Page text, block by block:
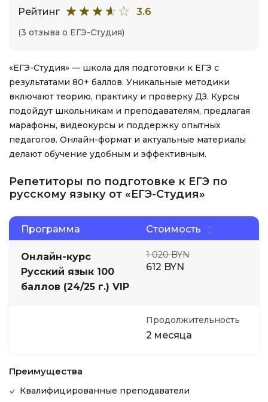
Рейтинг 3.6
(3 отзыва о ЕГЭ-Студия)
«ЕГЭ-Студия» — школа для подготовки к ЕГЭ с
результатами 80+ баллов. Уникальные методики
включают теорию, практику и проверку ДЗ. Курсы
подойдут школьникам и преподавателям, предлагая
марафоны, видеокурсы и поддержку опытных
педагогов. Онлайн-формат и актуальные материалы
делают обучение удобным и эффективным.
Репетиторы по подготовке к ЕГЭ по
русскому языку от «ЕГЭ-Студия»
Программа Стоимость
Онлайн-курс
Русский язык 100
баллов (24/25 г.) VIP
1 020 BYN
612 BYN
Продолжительность
2 месяца
Преимущества
Квалифицированные преподаватели